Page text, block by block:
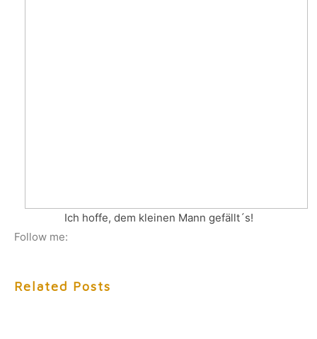
Ich hoffe, dem kleinen Mann gefällt´s!
Follow me:
Related Posts